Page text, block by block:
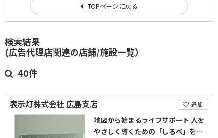
検索結果
(広告代理店関連の店舗/施設一覧）
40件
表示灯株式会社 広島支店 追加
地図から始まるライフサポート 人を
やさしく導くための「しるべ」を灯
TOPページに戻る